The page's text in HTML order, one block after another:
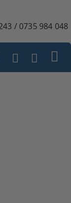
/ 0735 984 048